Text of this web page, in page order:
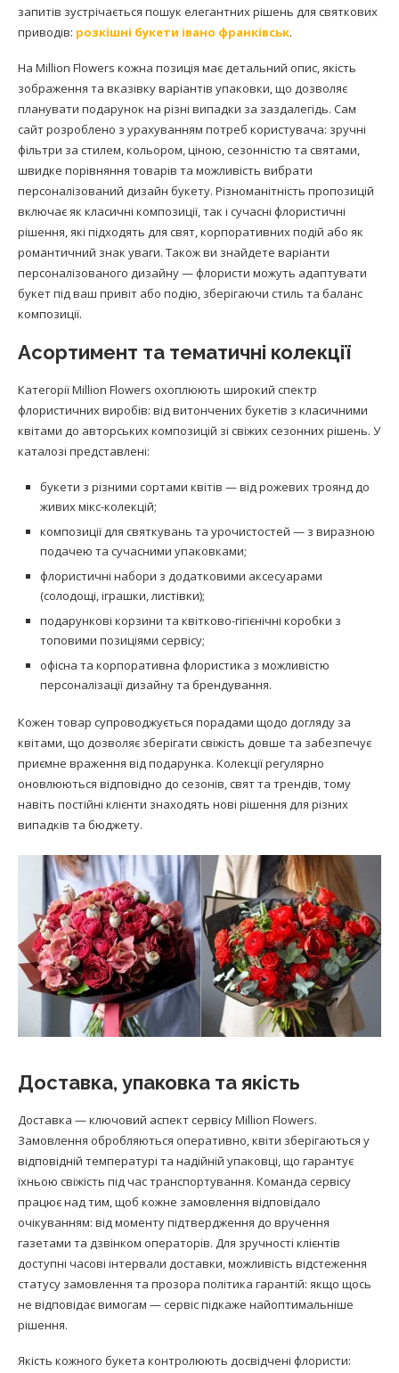
запитів зустрічається пошук елегантних рішень для святкових
приводів: розкішні букети івано франківськ.
На Million Flowers кожна позиція має детальний опис, якість
зображення та вказівку варіантів упаковки, що дозволяє
планувати подарунок на різні випадки за заздалегідь. Сам
сайт розроблено з урахуванням потреб користувача: зручні
фільтри за стилем, кольором, ціною, сезонністю та святами,
швидке порівняння товарів та можливість вибрати
персоналізований дизайн букету. Різноманітність пропозицій
включає як класичні композиції, так і сучасні флористичні
рішення, які підходять для свят, корпоративних подій або як
романтичний знак уваги. Також ви знайдете варіанти
персоналізованого дизайну — флористи можуть адаптувати
букет під ваш привіт або подію, зберігаючи стиль та баланс
композиції.
Асортимент та тематичні колекції
Категорії Million Flowers охоплюють широкий спектр
флористичних виробів: від витончених букетів з класичними
квітами до авторських композицій зі свіжих сезонних рішень. У
каталозі представлені:
букети з різними сортами квітів — від рожевих троянд до
живих мікс-колекцій;
композиції для святкувань та урочистостей — з виразною
подачею та сучасними упаковками;
флористичні набори з додатковими аксесуарами
(солодощі, іграшки, листівки);
подарункові корзини та квітково-гігієнічні коробки з
топовими позиціями сервісу;
офісна та корпоративна флористика з можливістю
персоналізації дизайну та брендування.
Кожен товар супроводжується порадами щодо догляду за
квітами, що дозволяє зберігати свіжість довше та забезпечує
приємне враження від подарунка. Колекції регулярно
оновлюються відповідно до сезонів, свят та трендів, тому
навіть постійні клієнти знаходять нові рішення для різних
випадків та бюджету.
Доставка, упаковка та якість
Доставка — ключовий аспект сервісу Million Flowers.
Замовлення обробляються оперативно, квіти зберігаються у
відповідній температурі та надійній упаковці, що гарантує
їхньою свіжість під час транспортування. Команда сервісу
працює над тим, щоб кожне замовлення відповідало
очікуванням: від моменту підтвердження до вручення
газетами та дзвінком операторів. Для зручності клієнтів
доступні часові інтервали доставки, можливість відстеження
статусу замовлення та прозора політика гарантій: якщо щось
не відповідає вимогам — сервіс підкаже найоптимальніше
рішення.
Якість кожного букета контролюють досвідчені флористи: